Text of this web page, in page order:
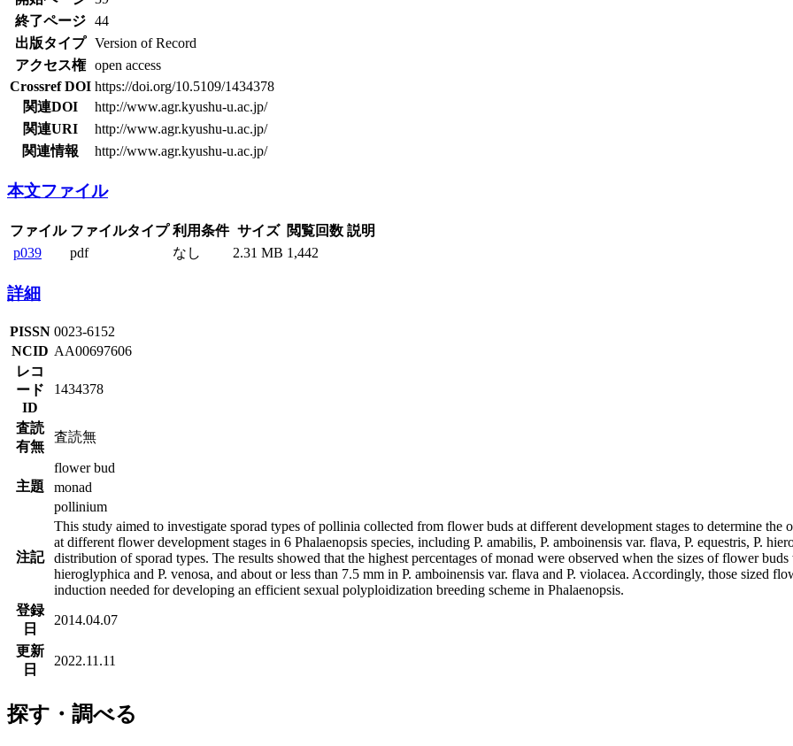
終了ページ 44
出版タイプ Version of Record
アクセス権 open access
Crossref DOI https://doi.org/10.5109/1434378
関連DOI
http://www.agr.kyushu-u.ac.jp/
関連URI
http://www.agr.kyushu-u.ac.jp/
関連情報
http://www.agr.kyushu-u.ac.jp/
本文ファイル
ファイル ファイルタイプ 利用条件 サイズ 閲覧回数 説明
p039
pdf なし 2.31 MB 1,442
詳細
PISSN 0023-6152
NCID AA00697606
レコ
ード
ID
1434378
査読
有無
査読無
主題
flower bud
monad
pollinium
注記
This study aimed to investigate sporad types of pollinia collected from flower buds at different development stages to determine
at different flower development stages in 6 Phalaenopsis species, including P. amabilis, P. amboinensis var. flava, P. equestris, P.
distribution of sporad types. The results showed that the highest percentages of monad were observed when the sizes of flower
hieroglyphica and P. venosa, and about or less than 7.5 mm in P. amboinensis var. flava and P. violacea. Accordingly, those sized
induction needed for developing an efficient sexual polyploidization breeding scheme in Phalaenopsis.
登録
日
2014.04.07
更新
日
2022.11.11
探す・調べる